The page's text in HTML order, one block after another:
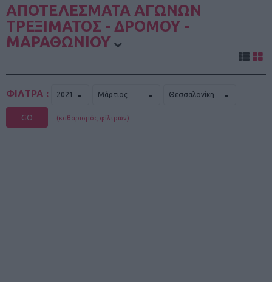
ΑΠΟΤΕΛΕΣΜΑΤΑ ΑΓΩΝΩΝ
ΤΡΕΞΙΜΑΤΟΣ - ΔΡΟΜΟΥ -
ΜΑΡΑΘΩΝΙΟΥ
ΦΙΛΤΡΑ :
GO (καθαρισμός φίλτρων)